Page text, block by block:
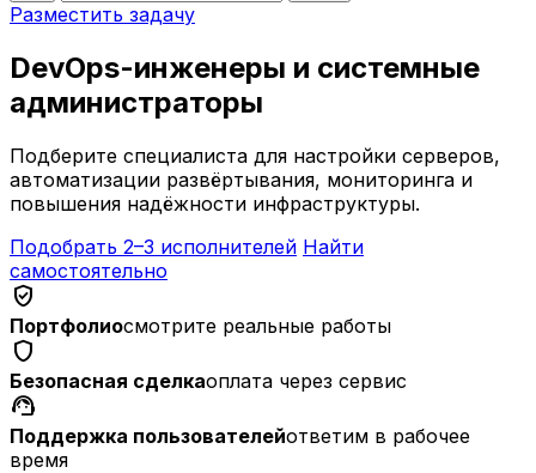
Разместить задачу
DevOps-инженеры и системные
администраторы
Подберите специалиста для настройки серверов,
автоматизации развёртывания, мониторинга и
повышения надёжности инфраструктуры.
Подобрать 2–3 исполнителей Найти
самостоятельно
verified_user
Портфолиосмотрите реальные работы
shield
Безопасная сделкаоплата через сервис
support_agent
Поддержка пользователейответим в рабочее
время